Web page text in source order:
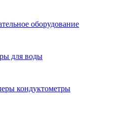
оборудование
для воды
кондуктометры